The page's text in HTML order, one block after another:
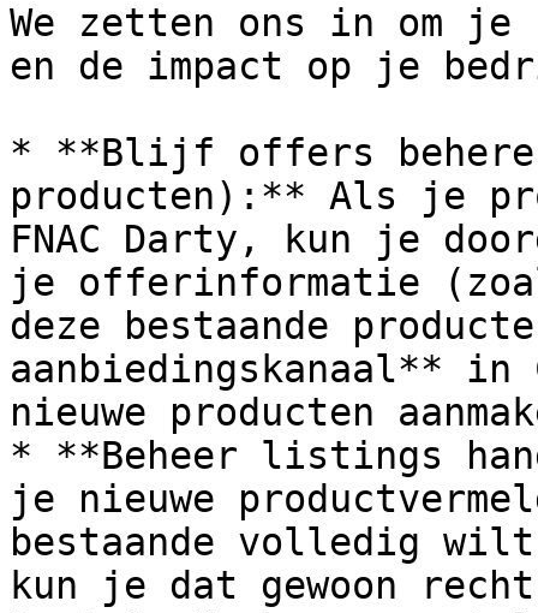
We zetten ons in om je
en de impact op je
* **Blijf offers
producten):** Als je
FNAC Darty, kun je
je offerinformatie
deze bestaande
aanbiedingskanaal** in
nieuwe producten
* **Beheer listings
je nieuwe
bestaande volledig wilt
kun je dat gewoon